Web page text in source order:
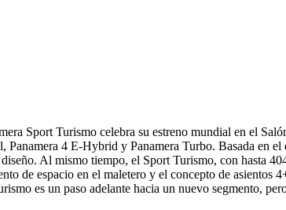
Sport Turismo celebra su estreno mundial en el
4 E-Hybrid y Panamera Turbo. Basada en
Al mismo tiempo, el Sport Turismo, con hasta
de espacio en el maletero y el concepto de asientos
es un paso adelante hacia un nuevo segmento,